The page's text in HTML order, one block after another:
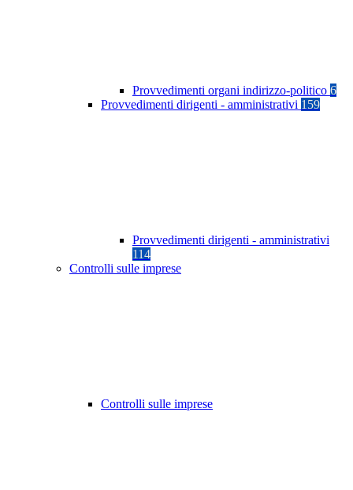
Provvedimenti organi indirizzo-politico 6
Provvedimenti dirigenti - amministrativi 159
Provvedimenti dirigenti - amministrativi
114
Controlli sulle imprese
Controlli sulle imprese